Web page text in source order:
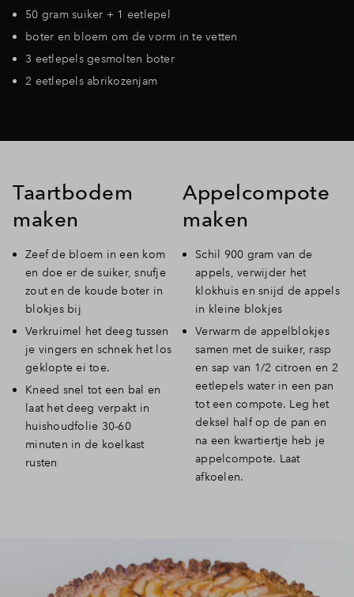
50 gram suiker + 1 eetlepel
boter en bloem om de vorm in te vetten
3 eetlepels gesmolten boter
2 eetlepels abrikozenjam
Taartbodem
maken
Zeef de bloem in een kom
en doe er de suiker, snufje
zout en de koude boter in
blokjes bij
Verkruimel het deeg tussen
je vingers en schnek het los
geklopte ei toe.
Kneed snel tot een bal en
laat het deeg verpakt in
huishoudfolie 30-60
minuten in de koelkast
rusten
Appelcompote
maken
Schil 900 gram van de
appels, verwijder het
klokhuis en snijd de appels
in kleine blokjes
Verwarm de appelblokjes
samen met de suiker, rasp
en sap van 1/2 citroen en 2
eetlepels water in een pan
tot een compote. Leg het
deksel half op de pan en
na een kwartiertje heb je
appelcompote. Laat
afkoelen.